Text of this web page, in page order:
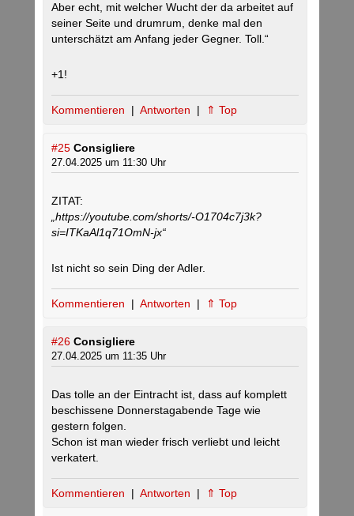
Aber echt, mit welcher Wucht der da arbeitet auf
seiner Seite und drumrum, denke mal den
unterschätzt am Anfang jeder Gegner. Toll.“
+1!
Kommentieren | Antworten | ⇑ Top
#25 Consigliere
27.04.2025 um 11:30 Uhr
ZITAT:
„https://youtube.com/shorts/-O1704c7j3k?
si=ITKaAl1q71OmN-jx“
Ist nicht so sein Ding der Adler.
Kommentieren | Antworten | ⇑ Top
#26 Consigliere
27.04.2025 um 11:35 Uhr
Das tolle an der Eintracht ist, dass auf komplett
beschissene Donnerstagabende Tage wie
gestern folgen.
Schon ist man wieder frisch verliebt und leicht
verkatert.
Kommentieren | Antworten | ⇑ Top